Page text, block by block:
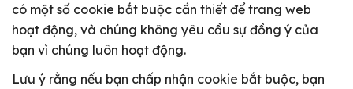
có một số cookie bắt buộc cần thiết để trang web
hoạt động, và chúng không yêu cầu sự đồng ý của
bạn vì chúng luôn hoạt động.
Lưu ý rằng nếu bạn chấp nhận cookie bắt buộc, bạn